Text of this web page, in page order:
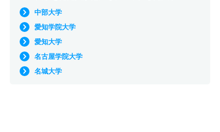
中部大学
愛知学院大学
愛知大学
名古屋学院大学
名城大学